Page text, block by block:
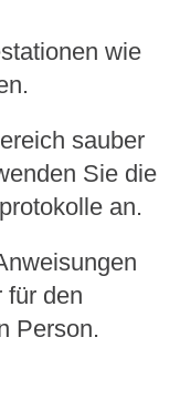
wie
sauber
Sie die
an.
für den
Person.